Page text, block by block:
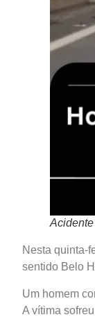
Nesta quinta-
sentido Belo
Um homem
A vítima